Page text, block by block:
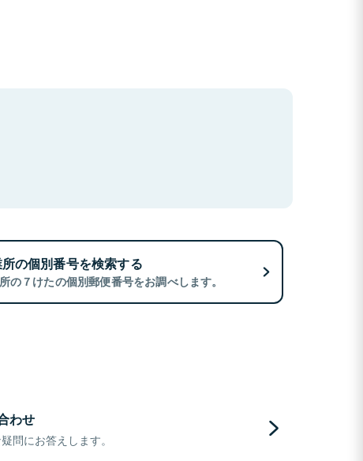
の個別番号を検索する
の７けたの個別郵便番号をお調べします。
わせ
問にお答えします。